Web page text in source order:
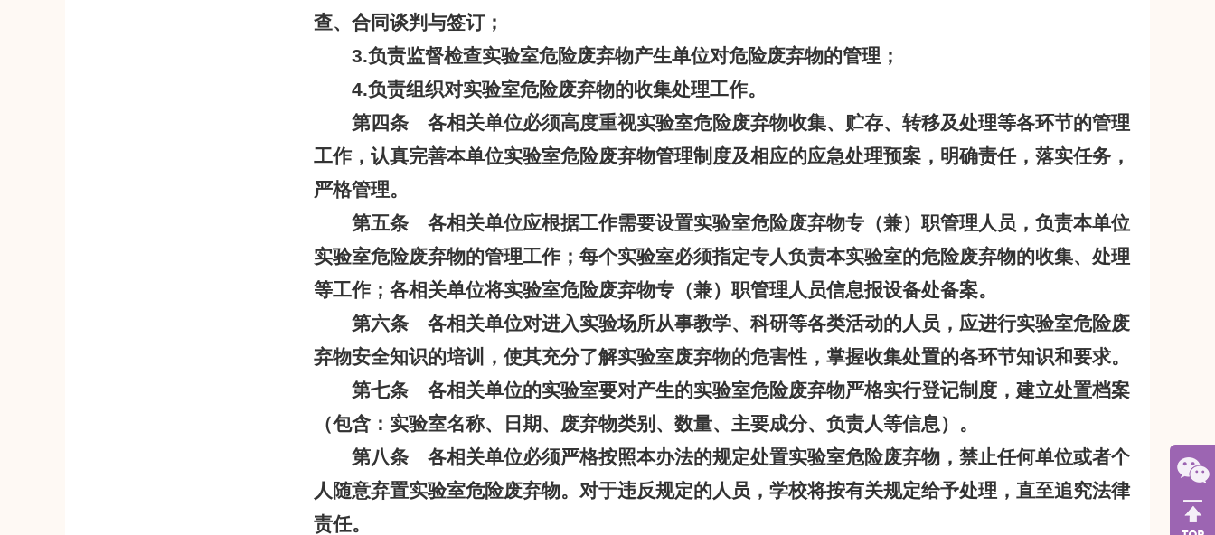
查、合同谈判与签订；
3.负责监督检查实验室危险废弃物产生单位对危险废弃物的管理；
4.负责组织对实验室危险废弃物的收集处理工作。
第四条 各相关单位必须高度重视实验室危险废弃物收集、贮存、转移及处理等各环节的管理
工作，认真完善本单位实验室危险废弃物管理制度及相应的应急处理预案，明确责任，落实任务，
严格管理。
第五条 各相关单位应根据工作需要设置实验室危险废弃物专（兼）职管理人员，负责本单位
实验室危险废弃物的管理工作；每个实验室必须指定专人负责本实验室的危险废弃物的收集、处理
等工作；各相关单位将实验室危险废弃物专（兼）职管理人员信息报设备处备案。
第六条 各相关单位对进入实验场所从事教学、科研等各类活动的人员，应进行实验室危险废
弃物安全知识的培训，使其充分了解实验室废弃物的危害性，掌握收集处置的各环节知识和要求。
第七条 各相关单位的实验室要对产生的实验室危险废弃物严格实行登记制度，建立处置档案
（包含：实验室名称、日期、废弃物类别、数量、主要成分、负责人等信息）。
第八条 各相关单位必须严格按照本办法的规定处置实验室危险废弃物，禁止任何单位或者个
人随意弃置实验室危险废弃物。对于违反规定的人员，学校将按有关规定给予处理，直至追究法律
责任。